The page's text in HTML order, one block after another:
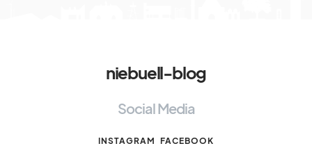
niebuell-blog
Social Media
INSTAGRAM FACEBOOK